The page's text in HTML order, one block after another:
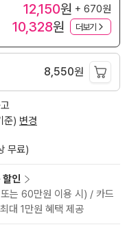
12,150원 + 670원
10,328원 더보기
8,550원
준) 변경
무료)
할인
는 60만원 이용 시) / 카드
대 1만원 혜택 제공